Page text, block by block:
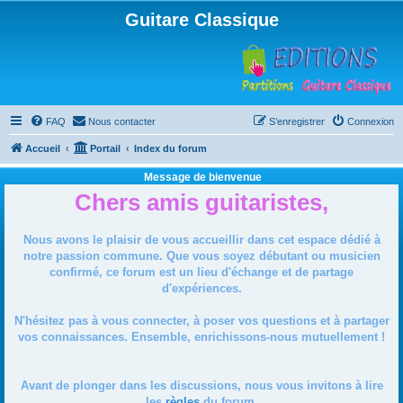
Guitare Classique
FAQ Nous contacter Connexion
S’enregistrer
Accueil Portail Index du forum
Message de bienvenue
Chers amis guitaristes,
Nous avons le plaisir de vous accueillir dans cet espace dédié à
notre passion commune. Que vous soyez débutant ou musicien
confirmé, ce forum est un lieu d'échange et de partage
d'expériences.
N'hésitez pas à vous connecter, à poser vos questions et à partager
vos connaissances. Ensemble, enrichissons-nous mutuellement !
Avant de plonger dans les discussions, nous vous invitons à lire